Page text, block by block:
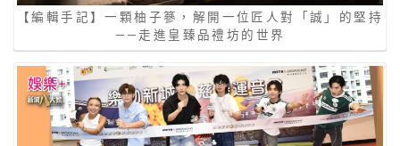
【編輯手記】一顆柚子篸，解開一位匠人對「誠」的堅持
——走進皇臻品禮坊的世界